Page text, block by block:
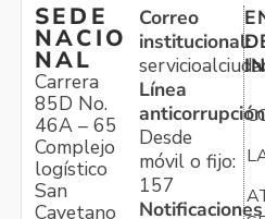
SEDE
NACIO
NAL
Carrera
85D No.
46A – 65
Complejo
logístico
San
Cayetano
Correo
institucional:
Línea
Desde
móvil o fijo:
157
Notificaciones